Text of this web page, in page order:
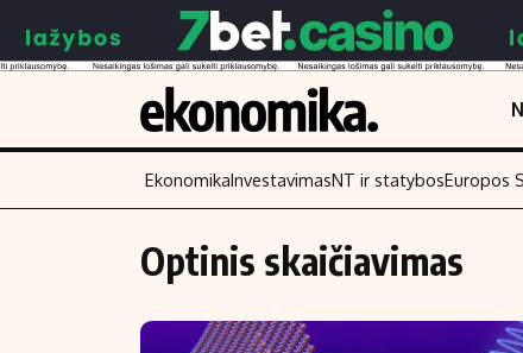
Turinys
Naujienos
Skaitykite
Finansai
EkonomikaInvestavimasNT ir statybosEuropos
Optinis skaičiavimas